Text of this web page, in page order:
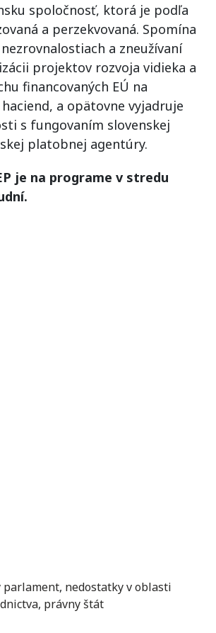
spoločnosť, ktorá je podľa
a perzekvovaná. Spomína
a zneužívaní
projektov rozvoja vidieka a
financovaných EÚ na
a opätovne vyjadruje
s fungovaním slovenskej
platobnej agentúry.
je na programe v stredu
parlament, nedostatky v oblasti
, právny štát